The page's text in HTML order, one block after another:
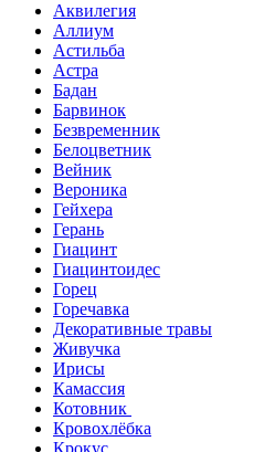
Аквилегия
Аллиум
Астильба
Астра
Бадан
Барвинок
Безвременник
Белоцветник
Вейник
Вероника
Гейхера
Герань
Гиацинт
Гиацинтоидес
Горец
Горечавка
Декоративные травы
Живучка
Ирисы
Камассия
Котовник
Кровохлёбка